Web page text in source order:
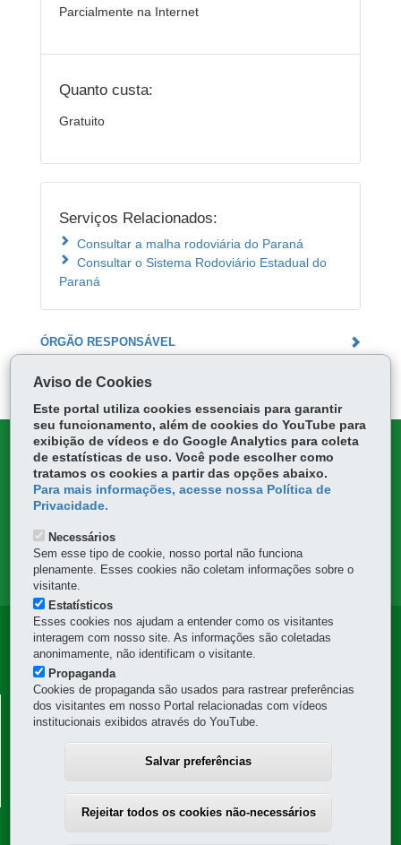
Parcialmente na Internet
Quanto custa:
Gratuito
Serviços Relacionados:
Consultar a malha rodoviária do Paraná
Consultar o Sistema Rodoviário Estadual do
Paraná
ÓRGÃO RESPONSÁVEL
MAPA DO SITE
DENUNCIE CORRUPÇÃO
OUVIDORIA
Navegação
Principal
DER
DEPARTAMENTO DE ESTRADAS DE RODAGEM -
DER
41 3304-8000
Aviso de Cookies
Este portal utiliza cookies essenciais para garantir
seu funcionamento, além de cookies do YouTube para
exibição de vídeos e do Google Analytics para coleta
de estatísticas de uso. Você pode escolher como
tratamos os cookies a partir das opções abaixo.
Para mais informações, acesse nossa Política de
Privacidade.
Necessários
Sem esse tipo de cookie, nosso portal não funciona
plenamente. Esses cookies não coletam informações sobre o
visitante.
Estatísticos
Esses cookies nos ajudam a entender como os visitantes
interagem com nosso site. As informações são coletadas
anonimamente, não identificam o visitante.
Propaganda
Cookies de propaganda são usados para rastrear preferências
dos visitantes em nosso Portal relacionadas com vídeos
institucionais exibidos através do YouTube.
Salvar preferências
Rejeitar todos os cookies não-necessários